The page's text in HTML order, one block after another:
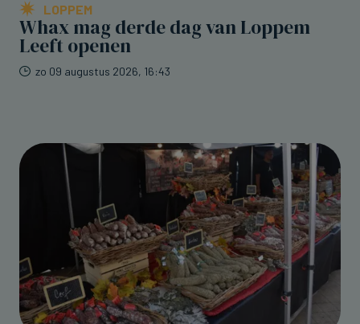
LOPPEM
Whax mag derde dag van Loppem
Leeft openen
zo 09 augustus 2026, 16:43